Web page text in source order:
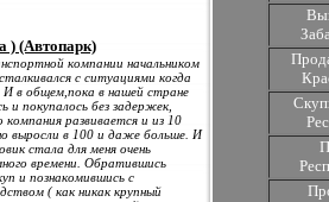
) (Автопарк)
компании начальником
с ситуациями когда
И в общем,пока в нашей стране
и покупалось без задержек,
развивается и из 10
выросли в 100 и даже больше. И
стала для меня очень
времени. Обратившись
и познакомившись с
( как никак крупный